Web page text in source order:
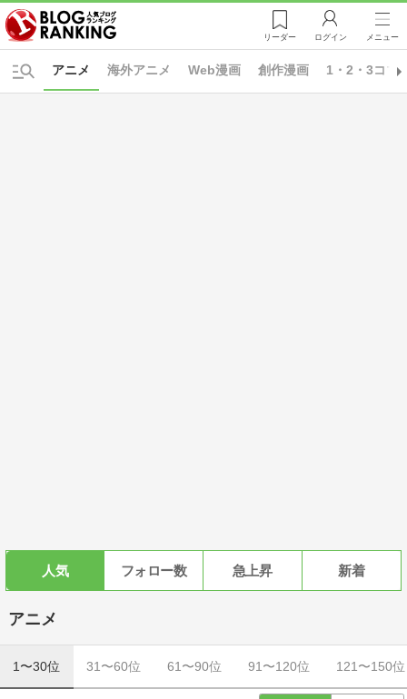
リーダー ログイン メニュー
海外アニメ Web漫画 創作漫画 1・2・3コマ
アニメ
人気 フォロー数 急上昇 新着
アニメ
1〜30位 31〜60位 61〜90位 91〜120位 121〜150位